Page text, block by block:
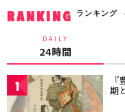
RANKING ランキング
DAILY
24時間
1 期